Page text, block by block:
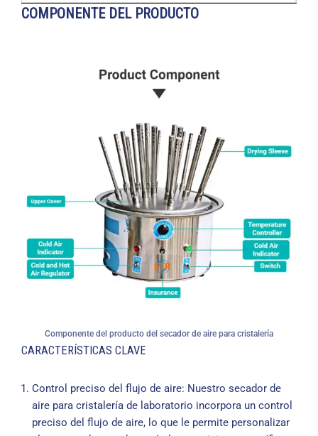
COMPONENTE DEL PRODUCTO
Componente del producto del secador de aire para cristalería
CARACTERÍSTICAS CLAVE
Control preciso del flujo de aire: Nuestro secador de
aire para cristalería de laboratorio incorpora un control
preciso del flujo de aire, lo que le permite personalizar